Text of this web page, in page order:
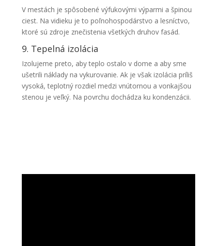
V mestách je spôsobené výfukovými výparmi a špinou
ciest. Na vidieku je to poľnohospodárstvo a lesníctvo,
ktoré sú zdroje znečistenia všetkých druhov fasád.
9. Tepelná izolácia
Izolujeme preto, aby teplo ostalo v dome a aby sme
ušetrili náklady na vykurovanie. Ak je však izolácia príliš
vysoká, teplotný rozdiel medzi vnútornou a vonkajšou
stenou je veľký. Na povrchu dochádza ku kondenzácii.